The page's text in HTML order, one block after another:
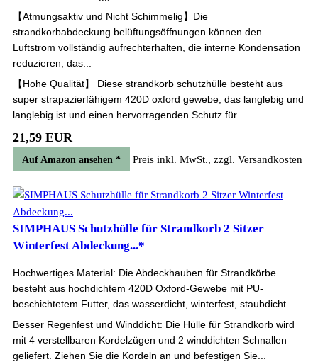
【Atmungsaktiv und Nicht Schimmelig】Die
strandkorbabdeckung belüftungsöffnungen können den
Luftstrom vollständig aufrechterhalten, die interne Kondensation
reduzieren, das...
【Hohe Qualität】 Diese strandkorb schutzhülle besteht aus
super strapazierfähigem 420D oxford gewebe, das langlebig und
langlebig ist und einen hervorragenden Schutz für...
21,59 EUR
Auf Amazon ansehen * Preis inkl. MwSt., zzgl. Versandkosten
SIMPHAUS Schutzhülle für Strandkorb 2 Sitzer
Winterfest Abdeckung...*
Hochwertiges Material: Die Abdeckhauben für Strandkörbe
besteht aus hochdichtem 420D Oxford-Gewebe mit PU-
beschichtetem Futter, das wasserdicht, winterfest, staubdicht...
Besser Regenfest und Winddicht: Die Hülle für Strandkorb wird
mit 4 verstellbaren Kordelzügen und 2 winddichten Schnallen
geliefert. Ziehen Sie die Kordeln an und befestigen Sie...